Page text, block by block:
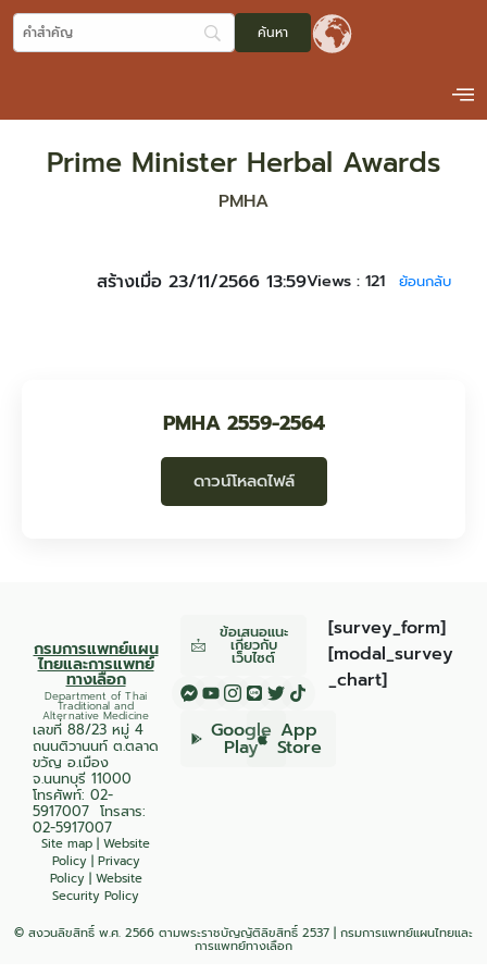
Prime Minister Herbal Awards
PMHA
สร้างเมื่อ 23/11/2566 13:59Views : 121 ย้อนกลับ
PMHA 2559-2564
ดาวน์โหลดไฟล์
กรมการแพทย์แผน
ไทยและการแพทย์
ทางเลือก
Department of Thai
Traditional and
Alternative Medicine
เลขที่ 88/23 หมู่ 4
ถนนติวานนท์ ต.ตลาด
ขวัญ อ.เมือง
จ.นนทบุรี 11000
โทรศัพท์: 02-
5917007 โทรสาร:
02-5917007
Site map | Website
Policy| Privacy
Policy| Website
Security Policy
ข้อเสนอแนะ
เกี่ยวกับ
เว็บไซต์
Google
Play
App
Store
[survey_form]
[modal_survey
_chart]
© สงวนลิขสิทธิ์ พ.ศ. 2566 ตามพระราชบัญญัติลิขสิทธิ์ 2537 | กรมการแพทย์แผนไทยและ
การแพทย์ทางเลือก